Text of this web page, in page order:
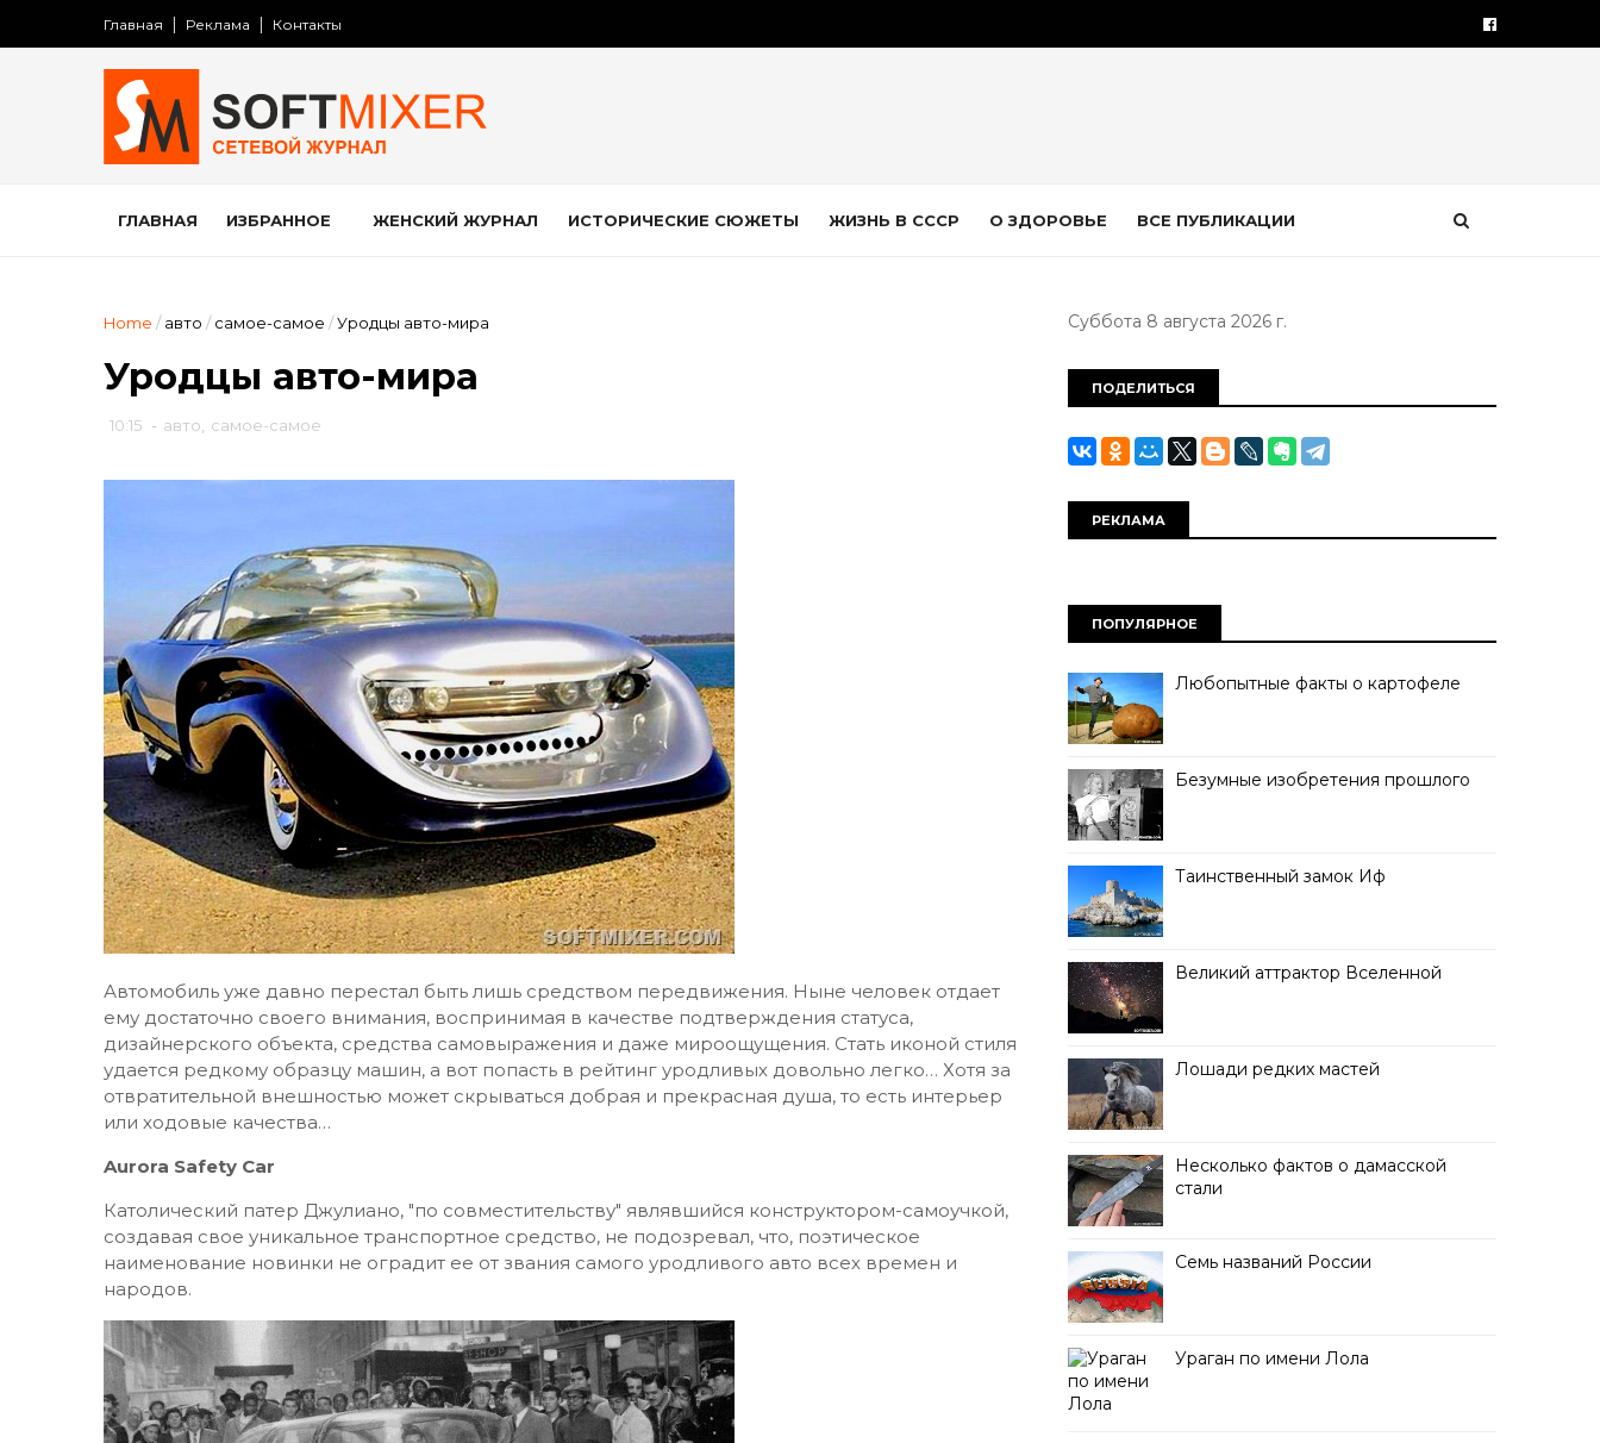
Главная Реклама Контакты
ГЛАВНАЯ ИЗБРАННОЕ ЖЕНСКИЙ ЖУРНАЛ ИСТОРИЧЕСКИЕ СЮЖЕТЫ ЖИЗНЬ В СССР О ЗДОРОВЬЕ ВСЕ ПУБЛИКАЦИИ
Home / авто / самое-самое /Уродцы авто-мира
Уродцы авто-мира
10:15 - авто самое-самое
Автомобиль уже давно перестал быть лишь средством передвижения. Ныне человек отдает
ему достаточно своего внимания, воспринимая в качестве подтверждения статуса,
дизайнерского объекта, средства самовыражения и даже мироощущения. Стать иконой стиля
удается редкому образцу машин, а вот попасть в рейтинг уродливых довольно легко… Хотя за
отвратительной внешностью может скрываться добрая и прекрасная душа, то есть интерьер
или ходовые качества…
Aurora Safety Car
Католический патер Джулиано, "по совместительству" являвшийся конструктором-самоучкой,
создавая свое уникальное транспортное средство, не подозревал, что, поэтическое
наименование новинки не оградит ее от звания самого уродливого авто всех времен и
народов.
Суббота 8 августа 2026 г.
ПОДЕЛИТЬСЯ
РЕКЛАМА
ПОПУЛЯРНОЕ
Любопытные факты о картофеле
Безумные изобретения прошлого
Таинственный замок Иф
Великий аттрактор Вселенной
Лошади редких мастей
Несколько фактов о дамасской
стали
Семь названий России
Ураган по имени Лола